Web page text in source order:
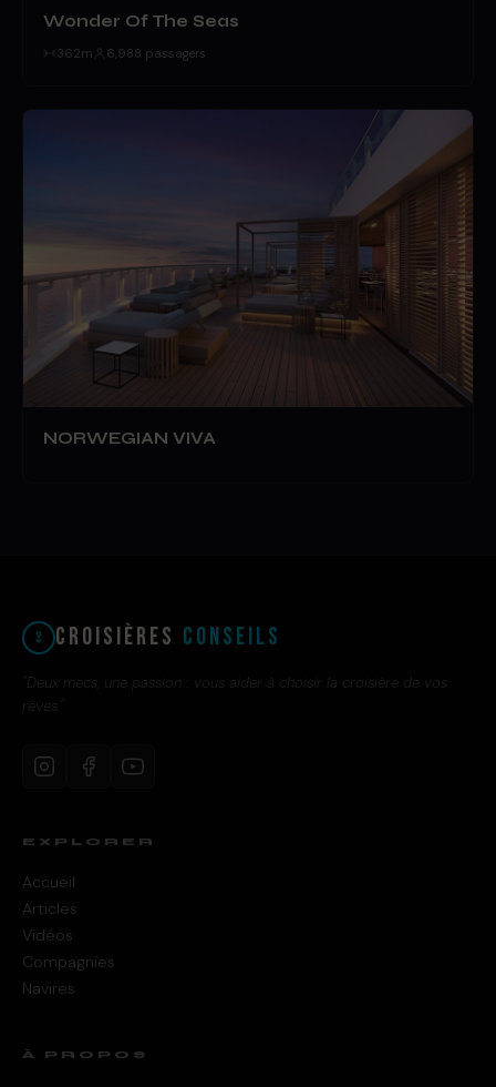
Wonder Of The Seas
362m 6,988 passagers
NORWEGIAN VIVA
Croisières Conseils
"Deux mecs, une passion : vous aider à choisir la croisière de vos
rêves."
EXPLORER
Accueil
Articles
Vidéos
Compagnies
Navires
À PROPOS